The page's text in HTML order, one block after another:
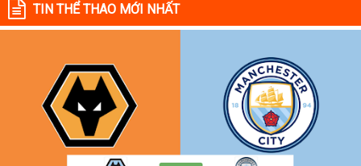
TIN THỂ THAO MỚI NHẤT